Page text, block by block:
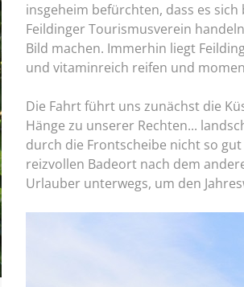
insgeheim befürchten, dass es
Feildinger Tourismusverein
Bild machen. Immerhin liegt
und vitaminreich reifen und
Die Fahrt führt uns zunächst die
Hänge zu unserer Rechten...
durch die Frontscheibe nicht so
reizvollen Badeort nach dem
Urlauber unterwegs, um den